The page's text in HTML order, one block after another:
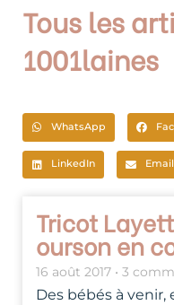
Tous les
1001laines
WhatsApp
LinkedIn Email
Tricot
ourson en
16 août 2017 3
Des bébés à